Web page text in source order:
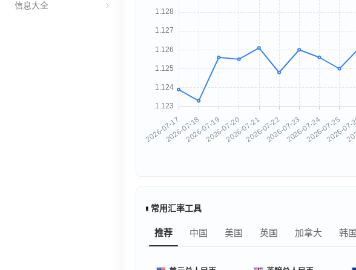
信息大全
常用汇率工具
推荐 中国 美国 英国 加拿大 韩国